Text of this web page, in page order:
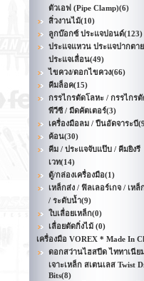
ตัวเอฟ (Pipe Clamp)(6)
สิ่วงานไม้(10)
ลูกบ๊อกซ์ ประแจปอนด์(123)
ประแจแหวน ประแจปากตาย
ประแจเลื่อน(49)
ไขควง/ดอกไขควง(66)
คีมล็อค(15)
กรรไกรตัดโลหะ / กรรไกร
พีวีซี / มีดคัตเตอร์(3)
เครื่องมือลม / ปืนอัดจาระบี
ค้อน(30)
คีม / ประแจจับแป๊บ / คีมยิงรี
เวท(14)
ตู้/กล่องเครื่องมือ(1)
เหล็กส่ง / ฟิลเลอร์เกจ / เหล็
/ ระดับน้ำ(9)
ใบเลื่อยเหล็ก(0)
เลื่อยตัดกิ่งไม้ (0)
เครื่องมือ VOREX * Made In
ดอกสว่านไฮสปีด ไททาเนีย
เจาะเหล็ก สเตนเลส Twist
Bits(8)